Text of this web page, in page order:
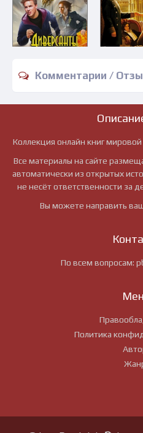
Комментарии /
Коллекция онлайн книг
Все материалы на сайте
автоматически из открытых
не несёт ответственности за
Вы можете направить
По всем вопросам:
Политика